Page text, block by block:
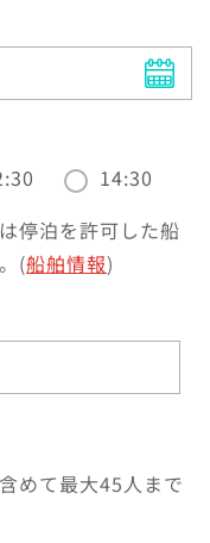
14:30
停泊を許可した船
(船舶情報)
めて最大45人まで